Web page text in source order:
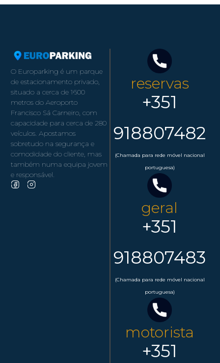
O Europarking é um parque
de estacionamento privado,
situado a cerca de 1600
metros do Aeroporto
Francisco Sá Carneiro, com
capacidade para cerca de 280
veículos. Apostamos
sobretudo na segurança e
comodidade do cliente, mas
também numa equipa jovem
e responsável.
reservas
+351
918807482
(Chamada para rede móvel nacional
portuguesa)
geral
+351
918807483
(Chamada para rede móvel nacional
portuguesa)
motorista
+351